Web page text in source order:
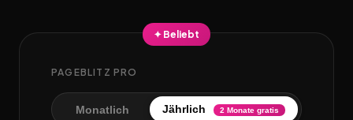
✦ Beliebt
PAGEBLITZ PRO
Monatlich Jährlich 2 Monate gratis